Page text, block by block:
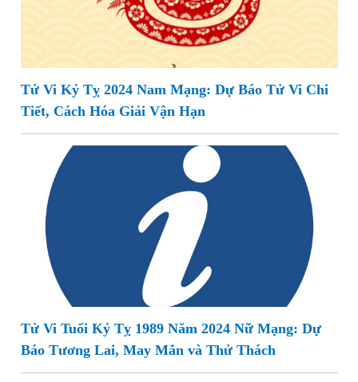
Tử Vi Kỷ Tỵ 2024 Nam Mạng: Dự Báo Tử Vi Chi
Tiết, Cách Hóa Giải Vận Hạn
Tử Vi Tuổi Kỷ Tỵ 1989 Năm 2024 Nữ Mạng: Dự
Báo Tương Lai, May Mắn và Thử Thách